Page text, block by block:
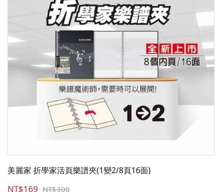
美麗家 折學家活頁樂譜夾(1變2/8頁16面)
NT$169 NT$300